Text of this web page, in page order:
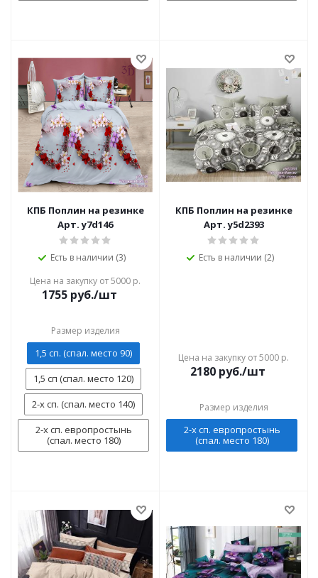
КПБ Поплин на резинке
Арт. y7d146
Есть в наличии (3)
Цена на закупку от 5000 р.
1755 руб./шт
Размер изделия
1,5 сп. (спал. место 90)
1,5 сп (спал. место 120)
2-х сп. (спал. место 140)
2-х сп. европростынь
(спал. место 180)
КПБ Поплин на резинке
Арт. y5d2393
Есть в наличии (2)
Цена на закупку от 5000 р.
2180 руб./шт
Размер изделия
2-х сп. европростынь
(спал. место 180)